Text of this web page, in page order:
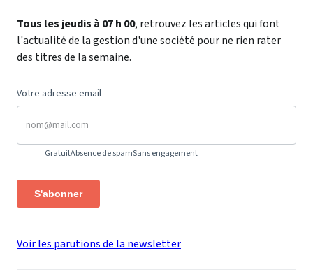
Tous les jeudis à 07 h 00, retrouvez les articles qui font
l'actualité de la gestion d'une société pour ne rien rater
des titres de la semaine.
Votre adresse email
GratuitAbsence de spamSans engagement
S'abonner
Voir les parutions de la newsletter